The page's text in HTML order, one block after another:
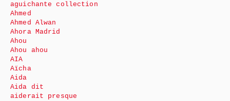
aguichante collection
Ahmed
Ahmed Alwan
Ahora Madrid
Ahou
Ahou ahou
AIA
Aïcha
Aida
Aida dit
aiderait presque